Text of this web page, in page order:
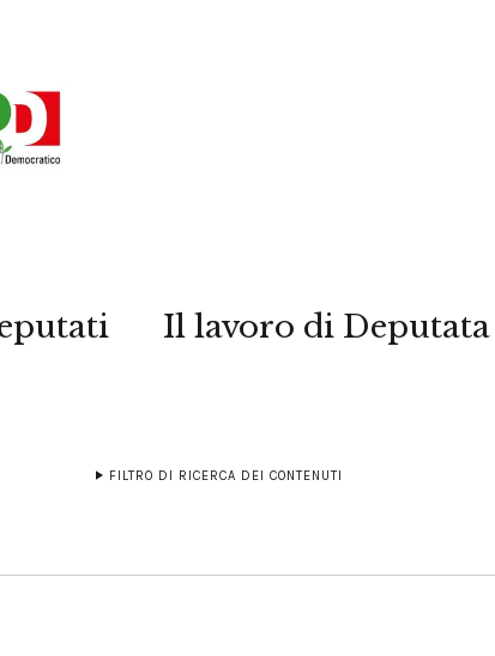
Il lavoro di Deputata
FILTRO DI RICERCA DEI CONTENUTI